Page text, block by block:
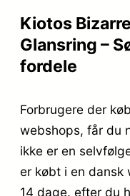
Kiotos
Glansring –
fordele
Forbrugere der
webshops, får du
ikke er en
er købt i en dansk
14 dage. efter du